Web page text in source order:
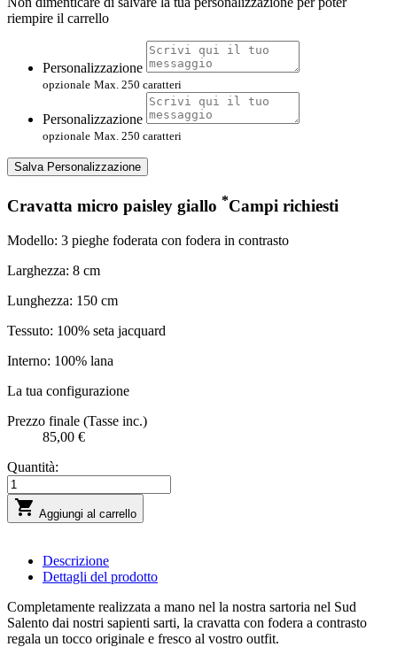
riempire il carrello
Personalizzazione
opzionale Max. 250 caratteri
Personalizzazione
opzionale Max. 250 caratteri
Salva Personalizzazione
Cravatta micro paisley giallo *Campi richiesti
Modello: 3 pieghe foderata con fodera in contrasto
Larghezza: 8 cm
Lunghezza: 150 cm
Tessuto: 100% seta jacquard
Interno: 100% lana
La tua configurazione
Prezzo finale (Tasse inc.)
85,00 €
Quantità:
 Aggiungi al carrello
Descrizione
Dettagli del prodotto
Completamente realizzata a mano nel la nostra sartoria nel Sud
Salento dai nostri sapienti sarti, la cravatta con fodera a contrasto
regala un tocco originale e fresco al vostro outfit.